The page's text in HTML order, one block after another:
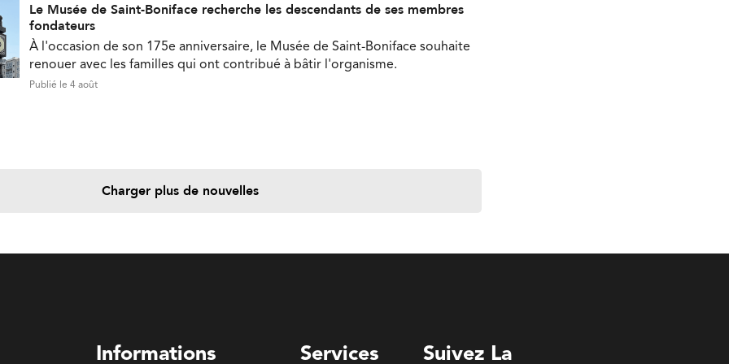
Le Musée de Saint-Boniface recherche les descendants de ses membres
fondateurs
À l'occasion de son 175e anniversaire, le Musée de Saint-Boniface souhaite
renouer avec les familles qui ont contribué à bâtir l'organisme.
Publié le 4 août
Charger plus de nouvelles
Informations Services Suivez La